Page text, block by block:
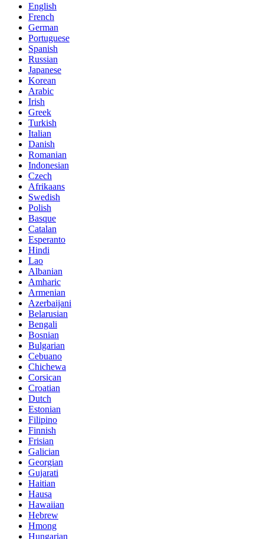
English
French
German
Portuguese
Spanish
Russian
Japanese
Korean
Arabic
Irish
Greek
Turkish
Italian
Danish
Romanian
Indonesian
Czech
Afrikaans
Swedish
Polish
Basque
Catalan
Esperanto
Hindi
Lao
Albanian
Amharic
Armenian
Azerbaijani
Belarusian
Bengali
Bosnian
Bulgarian
Cebuano
Chichewa
Corsican
Croatian
Dutch
Estonian
Filipino
Finnish
Frisian
Galician
Georgian
Gujarati
Haitian
Hausa
Hawaiian
Hebrew
Hmong
Hungarian